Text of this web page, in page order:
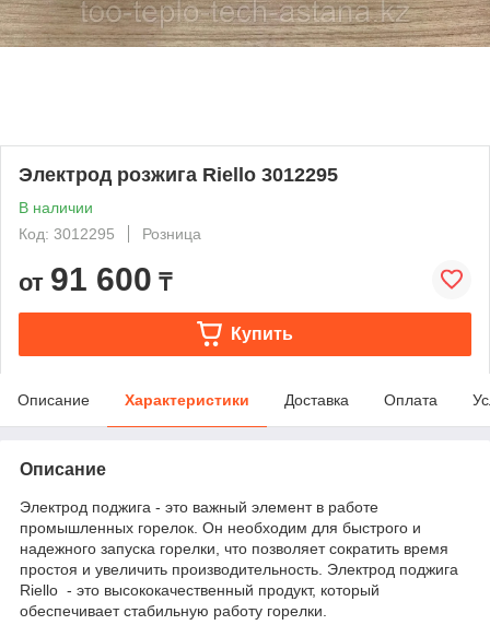
Электрод розжига Riello 3012295
В наличии
Код: 3012295
Розница
от 91 600 ₸
Купить
Описание Характеристики Доставка Оплата
Описание
Электрод поджига - это важный элемент в работе
промышленных горелок. Он необходим для быстрого и
надежного запуска горелки, что позволяет сократить время
простоя и увеличить производительность. Электрод поджига
Riello - это высококачественный продукт, который
обеспечивает стабильную работу горелки.